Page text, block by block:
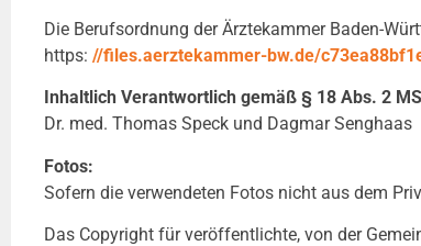
Die Berufsordnung der Ärztekammer Baden-
https: //files.aerztekammer-bw.de/
Inhaltlich Verantwortlich gemäß § 18 Abs. 2
Dr. med. Thomas Speck und Dagmar Senghaas
Fotos:
Sofern die verwendeten Fotos nicht aus dem
Das Copyright für veröffentlichte, von der